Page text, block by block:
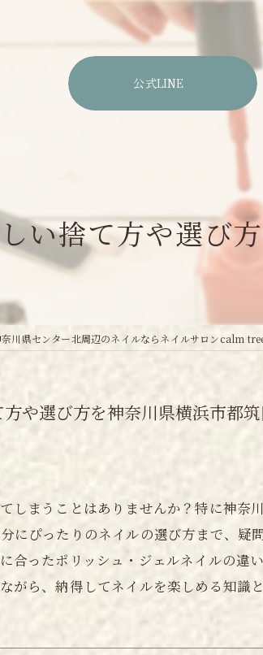
公式LINE
い捨て方や選び
川県センター北周辺のネイルならネイルサロンcalm
や選び方を神奈川県横浜市都
しまうことはありませんか？特に神
にぴったりのネイルの選び方まで、
合ったポリッシュ・ジェルネイルの
がら、納得してネイルを楽しめる知識